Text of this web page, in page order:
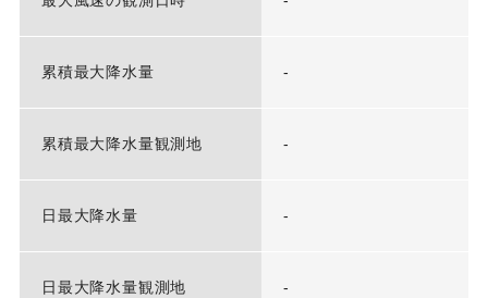
累積最大降水量 -
累積最大降水量観測地 -
日最大降水量 -
日最大降水量観測地 -